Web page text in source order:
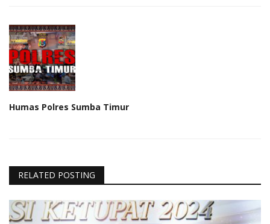
Humas Polres Sumba Timur
RELATED POSTING